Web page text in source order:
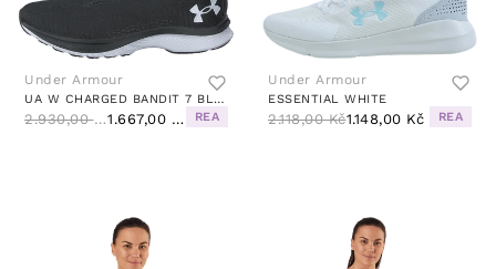
Under Armour
UA W CHARGED BANDIT 7 BLACK / WHITE / WHITE
2.930,00 Kč 1.667,00 Kč REA
Under Armour
ESSENTIAL WHITE
2.118,00 Kč1.148,00 Kč REA